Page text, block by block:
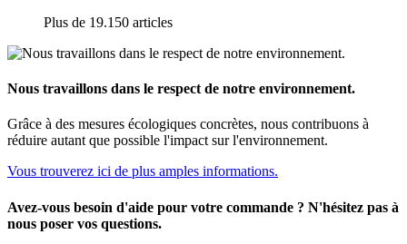
Plus de 19.150 articles
Nous travaillons dans le respect de notre environnement.
Grâce à des mesures écologiques concrètes, nous contribuons à
réduire autant que possible l'impact sur l'environnement.
Vous trouverez ici de plus amples informations.
Avez-vous besoin d'aide pour votre commande ? N'hésitez pas à
nous poser vos questions.